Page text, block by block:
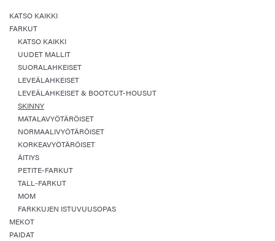
KATSO KAIKKI
FARKUT
KATSO KAIKKI
UUDET MALLIT
SUORALAHKEISET
LEVEÄLAHKEISET
LEVEÄLAHKEISET & BOOTCUT-HOUSUT
SKINNY
MATALAVYÖTÄRÖISET
NORMAALIVYÖTÄRÖISET
KORKEAVYÖTÄRÖISET
ÄITIYS
PETITE-FARKUT
TALL-FARKUT
MOM
FARKKUJEN ISTUVUUSOPAS
MEKOT
PAIDAT